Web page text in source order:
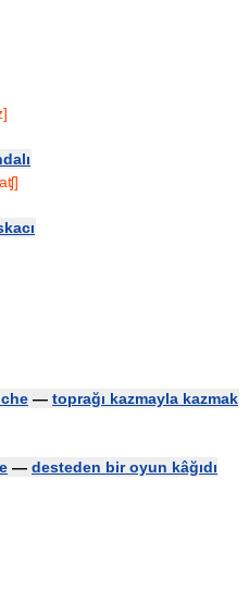
— toprağı kazmayla kazmak
— desteden bir oyun kâğıdı